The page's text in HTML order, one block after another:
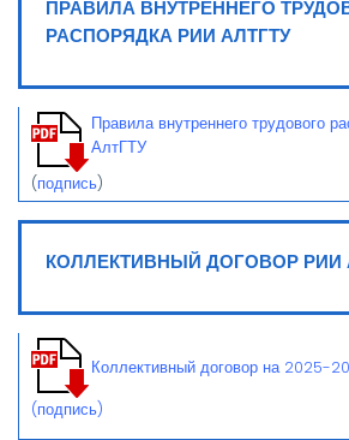
ПРАВИЛА ВНУТРЕННЕГО
РАСПОРЯДКА РИИ АЛТГТУ
Правила внутреннего трудового
АлтГТУ
(подпись)
КОЛЛЕКТИВНЫЙ ДОГОВОР РИИ
Коллективный договор на 2025-
(подпись)